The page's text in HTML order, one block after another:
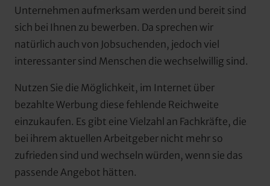
Unternehmen aufmerksam werden und bereit sind
sich bei Ihnen zu bewerben. Da sprechen wir
natürlich auch von Jobsuchenden, jedoch viel
interessanter sind Menschen die wechselwillig sind.
Nutzen Sie die Möglichkeit, im Internet über
bezahlte Werbung diese fehlende Reichweite
einzukaufen. Es gibt eine Vielzahl an Fachkräfte, die
bei ihrem aktuellen Arbeitgeber nicht mehr so
zufrieden sind und wechseln würden, wenn sie das
passende Angebot hätten.